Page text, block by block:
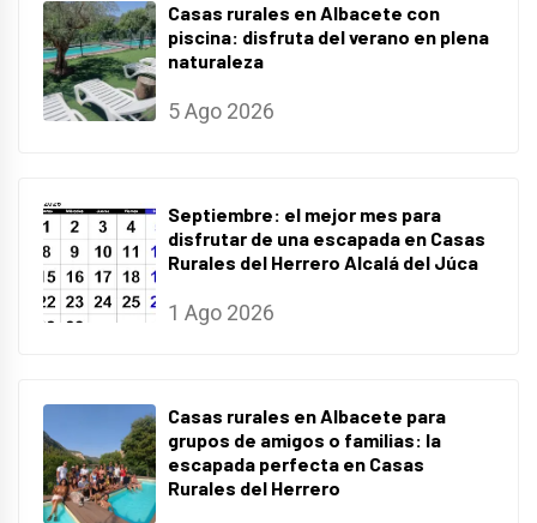
Casas rurales en Albacete con
piscina: disfruta del verano en plena
naturaleza
5 Ago 2026
Septiembre: el mejor mes para
disfrutar de una escapada en Casas
Rurales del Herrero Alcalá del Júca
1 Ago 2026
Casas rurales en Albacete para
grupos de amigos o familias: la
escapada perfecta en Casas
Rurales del Herrero